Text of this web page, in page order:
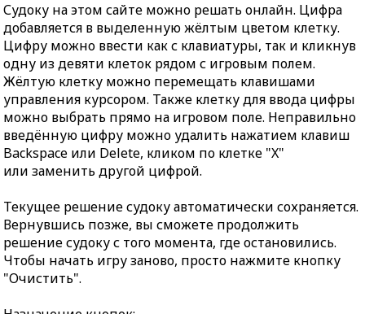
Судоку на этом сайте можно решать онлайн. Цифра
добавляется в выделенную жёлтым цветом клетку.
Цифру можно ввести как с клавиатуры, так и кликнув
одну из девяти клеток рядом с игровым полем.
Жёлтую клетку можно перемещать клавишами
управления курсором. Также клетку для ввода цифры
можно выбрать прямо на игровом поле. Неправильно
введённую цифру можно удалить нажатием клавиш
Backspace или Delete, кликом по клетке "X"
или заменить другой цифрой.
Текущее решение судоку автоматически сохраняется.
Вернувшись позже, вы сможете продолжить
решение судоку с того момента, где остановились.
Чтобы начать игру заново, просто нажмите кнопку
"Очистить".